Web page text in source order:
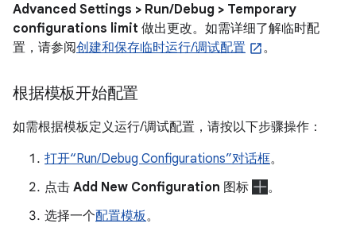
Advanced Settings > Run/Debug > Temporary
configurations limit 做出更改。如需详细了解临时配
置，请参阅创建和保存临时运行/调试配置 。
根据模板开始配置
如需根据模板定义运行/调试配置，请按以下步骤操作：
打开“Run/Debug Configurations”对话框。
点击 Add New Configuration 图标
。
选择一个配置模板。